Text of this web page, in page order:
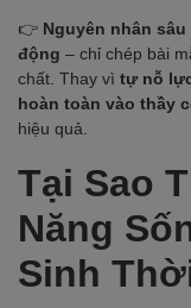
👉 Nguyên nhân sâu
động – chỉ chép bài
chất. Thay vì tự nỗ
hoàn toàn vào thầy
hiệu quả.
Tại Sao
Năng
Sinh